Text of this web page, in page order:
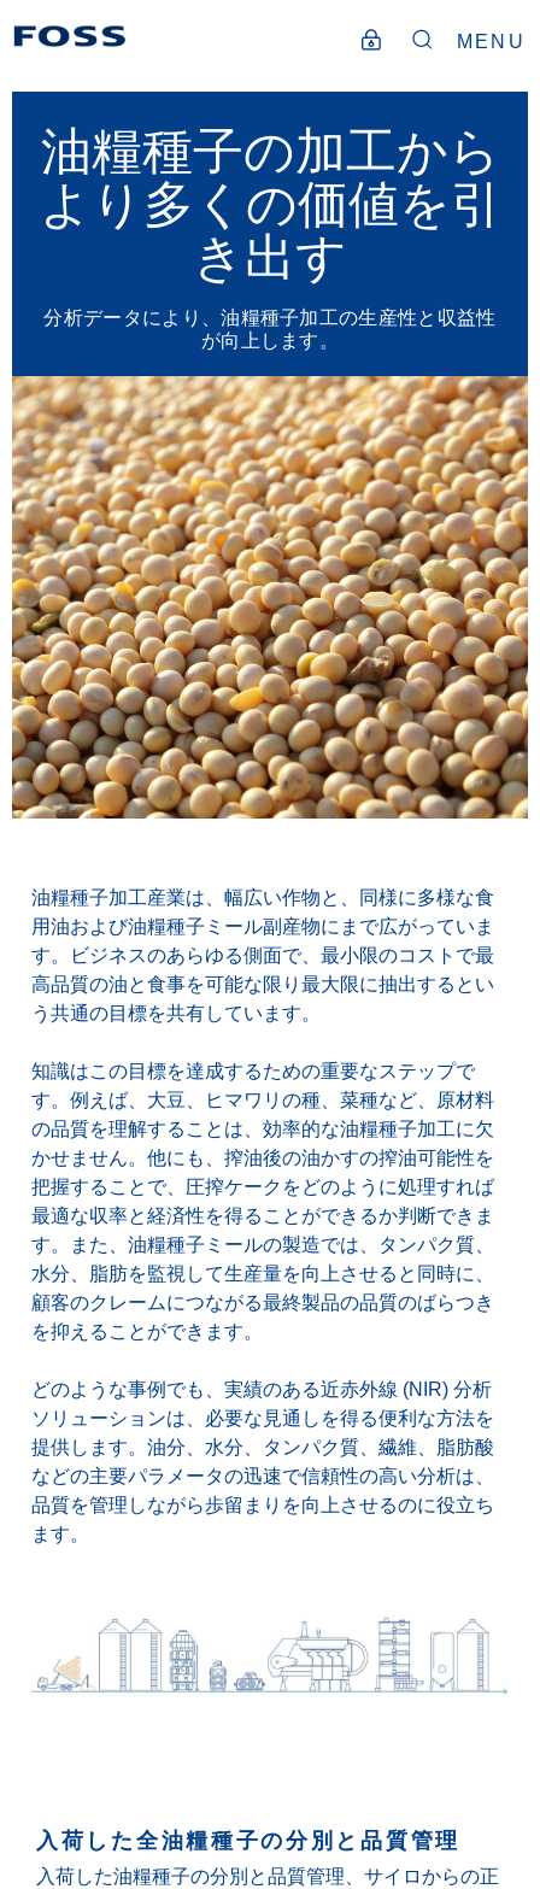
MENU
油糧種子の加工から
より多くの価値を引
き出す
分析データにより、油糧種子加工の生産性と収益性
が向上します。
油糧種子加工産業は、幅広い作物と、同様に多様な食
用油および油糧種子ミール副産物にまで広がっていま
す。ビジネスのあらゆる側面で、最小限のコストで最
高品質の油と食事を可能な限り最大限に抽出するとい
う共通の目標を共有しています。
知識はこの目標を達成するための重要なステップで
す。例えば、大豆、ヒマワリの種、菜種など、原材料
の品質を理解することは、効率的な油糧種子加工に欠
かせません。他にも、搾油後の油かすの搾油可能性を
把握することで、圧搾ケークをどのように処理すれば
最適な収率と経済性を得ることができるか判断できま
す。また、油糧種子ミールの製造では、タンパク質、
水分、脂肪を監視して生産量を向上させると同時に、
顧客のクレームにつながる最終製品の品質のばらつき
を抑えることができます。
どのような事例でも、実績のある近赤外線 (NIR) 分析
ソリューションは、必要な見通しを得る便利な方法を
提供します。油分、水分、タンパク質、繊維、脂肪酸
などの主要パラメータの迅速で信頼性の高い分析は、
品質を管理しながら歩留まりを向上させるのに役立ち
ます。
入荷した全油糧種子の分別と品質管理
入荷した油糧種子の分別と品質管理、サイロからの正